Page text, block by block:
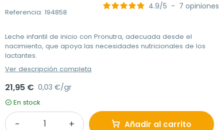
Referencia: 194858
4.9/5 - 7 opiniones
Leche infantil de inicio con Pronutra, adecuada desde el
nacimiento, que apoya las necesidades nutricionales de los
lactantes.
Ver descripción completa
21,95 € 0,03 €/gr
En stock
Añadir al carrito